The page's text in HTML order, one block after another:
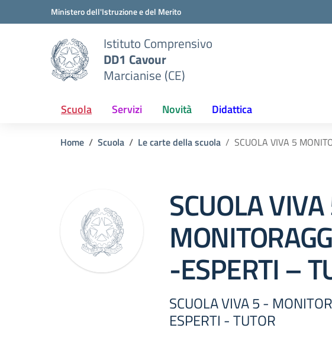
Vai ai contenuti
Vai al menu di navigazioneMinistero dell'Istruzione e del Merito
Istituto Comprensivo
DD1 Cavour
Marcianise (CE)
Scuola Servizi Novità Didattica
Home Scuola Le carte della scuola SCUOLA VIVA 5
SCUOLA
-ESPERTI –
SCUOLA VIVA 5 -
ESPERTI - TUTOR